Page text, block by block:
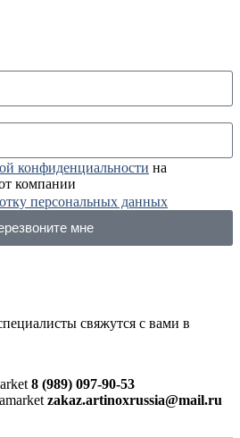
конфиденциальности на
компании
персональных данных
мне
свяжутся с вами в
8 (989) 097-90-53
zakaz.artinoxrussia@mail.ru